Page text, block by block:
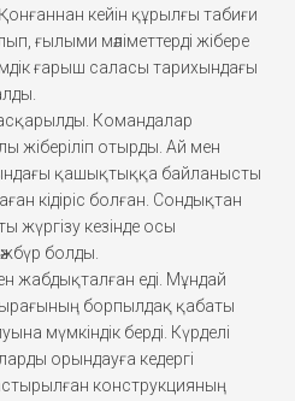
кейін құрылғы табиғи
ғылыми мәліметтерді жібере
ғарыш саласы тарихындағы
Командалар
жіберіліп отырды. Ай мен
қашықтыққа байланысты
кідіріс болған. Сондықтан
жүргізу кезінде осы
болды.
жабдықталған еді. Мұндай
борпылдақ қабаты
мүмкіндік берді. Күрделі
орындауға кедергі
конструкцияның